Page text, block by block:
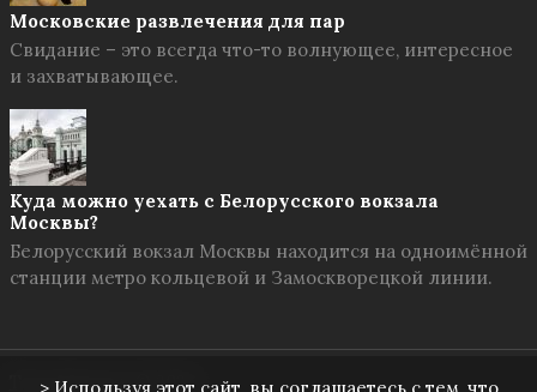
Московские развлечения для пар
Свидание – это всегда что-то волнующее, интересное
и захватывающее.
Куда можно уехать с Белорусского вокзала
Москвы?
Белорусский вокзал Москвы находится на одноимённой
станции метро кольцевой и Замоскворецкой линии.
Твоя Москва © 2026